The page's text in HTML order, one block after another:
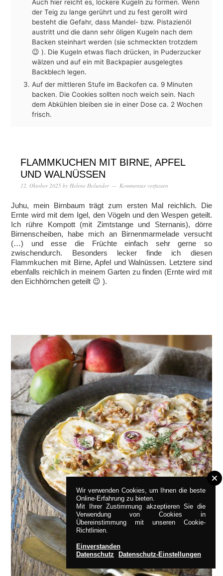
Auch hier reicht es, lockere Kugeln zu formen. Wenn
der Teig zu lange gerührt und zu fest gerollt wird
besteht die Gefahr, dass Mandel- bzw. Pistazienöl
austritt und die dann sehr öligen Kugeln nach dem
Backen steinhart werden (sie schmeckten trotzdem
😉 ). Die Kugeln etwas flach drücken, in Puderzucker
wälzen und auf ein mit Backpapier ausgelegtes
Backblech legen.
Auf der mittleren Stufe im Backofen ca. 9 Minuten
backen. Die Cookies sollten noch weich sein. Nach
dem Abkühlen bleiben sie in einer Dose ca. 2 Wochen
frisch.
FLAMMKUCHEN MIT BIRNE, APFEL
UND WALNÜSSEN
12. Oktober 2025 by Helene Holunder Kommentar verfassen
Juhu, mein Birnbaum trägt zum ersten Mal reichlich. Die
Ernte wird mit dem Igel, den Vögeln und den Wespen geteilt.
Ich rühre Kompott (mit Zimtstange und Sternanis), dörre
Birnenscheiben, habe mich an Birnenmarmelade versucht
(…) und esse die Früchte einfach sehr gerne so
zwischendurch. Besonders lecker finde ich diesen
Flammkuchen mit Birne, Apfel und Walnüssen. Letztere sind
ebenfalls reichlich in meinem Garten zu finden (Ernte wird mit
den Eichhörnchen geteilt 😉 ).
Wir verwenden Cookies, um Ihnen die beste
Online-Erfahrung zu bieten.
Mit Ihrer Zustimmung akzeptieren Sie die
Verwendung von Cookies in
Übereinstimmung mit unseren Cookie-
Richtlinien.
Einverstanden
Datenschutz
Datenschutz-Einstellungen